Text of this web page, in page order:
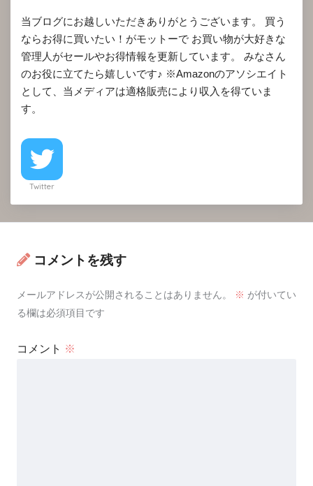
当ブログにお越しいただきありがとうございます。 買う
ならお得に買いたい！がモットーで お買い物が大好きな
管理人がセールやお得情報を更新しています。 みなさん
のお役に立てたら嬉しいです♪ ※Amazonのアソシエイト
として、当メディアは適格販売により収入を得ていま
す。
Twitter
コメントを残す
メールアドレスが公開されることはありません。 ※ が付いてい
る欄は必須項目です
コメント ※